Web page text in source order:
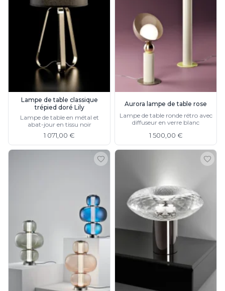
Lampe de table classique
trépied doré Lily
Lampe de table en métal et
abat-jour en tissu noir
1 071,00 €
Aurora lampe de table rose
Lampe de table ronde rétro avec
diffuseur en verre blanc
1 500,00 €